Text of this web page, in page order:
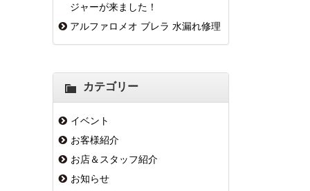
ジャーが来ました！
アルファロメオ ブレラ 水漏れ修理
カテゴリー
イベント
お客様紹介
お店＆スタッフ紹介
お知らせ